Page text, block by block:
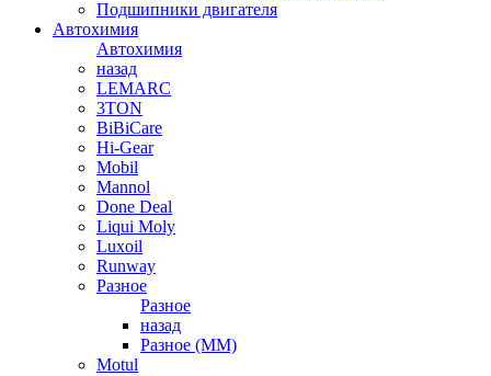
Подшипники двигателя
Автохимия
Автохимия
назад
LEMARC
3TON
BiBiCare
Hi-Gear
Mobil
Mannol
Done Deal
Liqui Moly
Luxoil
Runway
Разное
Разное
назад
Разное (ММ)
Motul